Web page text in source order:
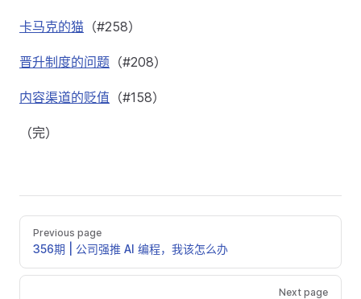
卡马克的猫 （#258）
晋升制度的问题 （#208）
内容渠道的贬值 （#158）
（完）
Previous page
356期 | 公司强推 AI 编程，我该怎么办
Next page